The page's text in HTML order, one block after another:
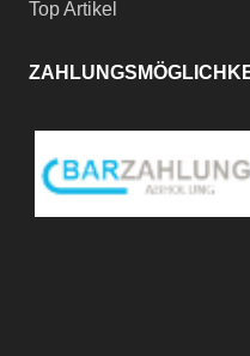
Top Artikel